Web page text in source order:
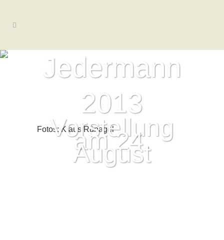
Jedermann
2013
Vorstellung
am 24.
August
Fotos: Klaus Rünagel